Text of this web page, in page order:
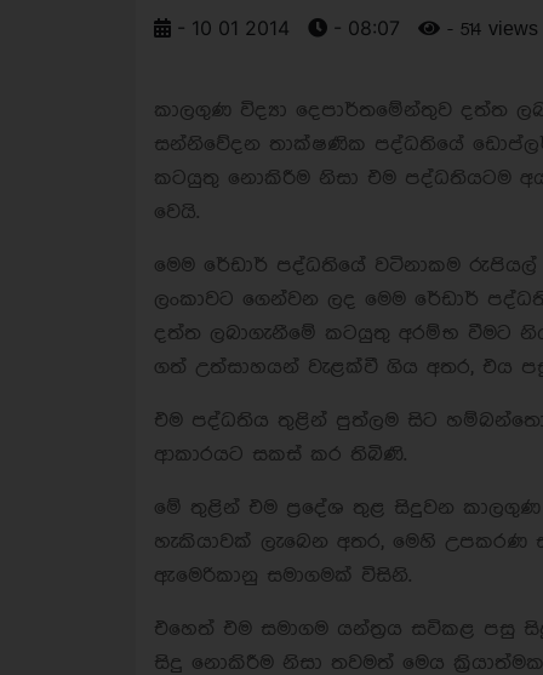
- 10 01 2014 - 08:07 - 514 views
කාලගුණ විද්‍යා දෙපාර්තමේන්තුව දත්ත
සන්නිවේදන තාක්ෂණික පද්ධතියේ
කටයුතු නොකිරීම නිසා එම පද්ධතියටම
වෙයි.
මෙම රේඩාර් පද්ධතියේ වටිනාකම රුපියල්
ලංකාවට ගෙන්වන ලද මෙම රේඩාර්
දත්ත ලබාගැනීමේ කටයුතු අරම්භ වීමට
ගත් උත්සාහයන් වැළක්වී ගිය අතර, එය
එම පද්ධතිය තුළින් පුත්ලම සිට
ආකාරයට සකස් කර තිබිණි.
මේ තුළින් එම ප්‍රදේශ තුළ සිදුවන
හැකියාවක් ලැබෙන අතර, මෙහි
ඇමෙරිකානු සමාගමක් විසිනි.
එහෙත් එම සමාගම යන්ත්‍රය සවිකළ පසු
සිදු නොකිරීම නිසා තවමත් මෙය